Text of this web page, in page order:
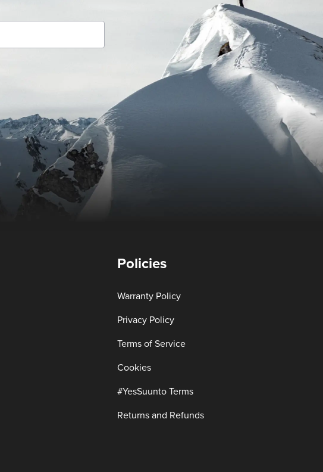
Policies
Warranty Policy
Privacy Policy
Terms of Service
Cookies
#YesSuunto Terms
Returns and Refunds